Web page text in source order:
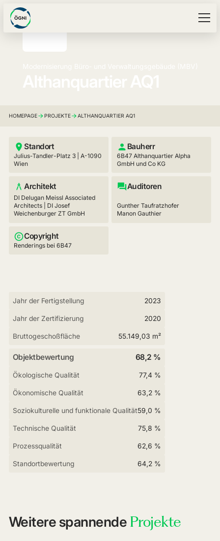
HOMEPAGE PROJEKTE ALTHANQUARTIER AQ1
Standort
Julius-Tandler-Platz 3 | A-1090
Wien
Bauherr
6B47 Althanquartier Alpha
GmbH und Co KG
Architekt
DI Delugan Meissl Associated
Architects | DI Josef
Weichenburger ZT GmbH
Auditoren
Gunther Taufratzhofer
Manon Gauthier
Copyright
Renderings bei 6B47
Jahr der Fertigstellung 2023
Jahr der Zertifizierung 2020
Bruttogeschoßfläche 55.149,03 m²
Objektbewertung 68,2 %
Ökologische Qualität 77,4 %
Ökonomische Qualität 63,2 %
Soziokulturelle und funktionale Qualität59,0 %
Technische Qualität 75,8 %
Prozessqualität 62,6 %
Standortbewertung 64,2 %
Weitere spannende Projekte